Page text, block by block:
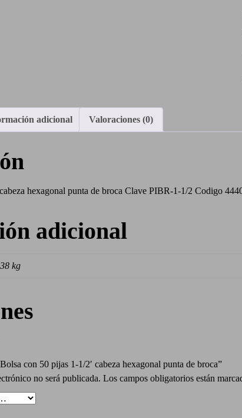
adicional Valoraciones (0)
hexagonal punta de broca Clave PIBR-1-1/2 Codigo
adicional
kg
con 50 pijas 1-1/2′ cabeza hexagonal punta de broca”
no será publicada. Los campos obligatorios están